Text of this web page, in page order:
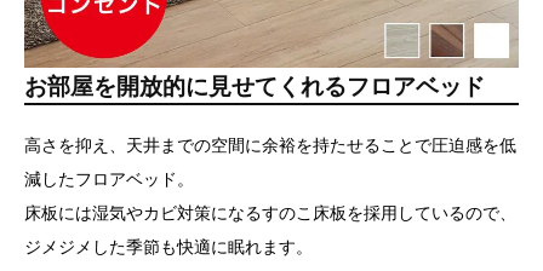
お部屋を開放的に見せてくれるフロアベッド
高さを抑え、天井までの空間に余裕を持たせることで圧迫感を低
減したフロアベッド。
床板には湿気やカビ対策になるすのこ床板を採用しているので、
ジメジメした季節も快適に眠れます。